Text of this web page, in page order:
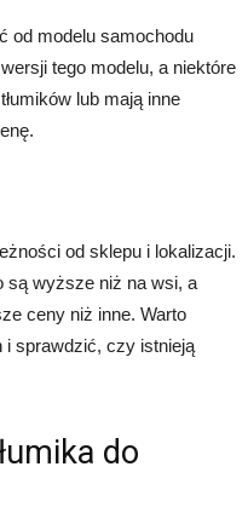
od modelu samochodu
tego modelu, a niektóre
lub mają inne
od sklepu i lokalizacji.
są wyższe niż na wsi, a
ceny niż inne. Warto
i sprawdzić, czy istnieją
do